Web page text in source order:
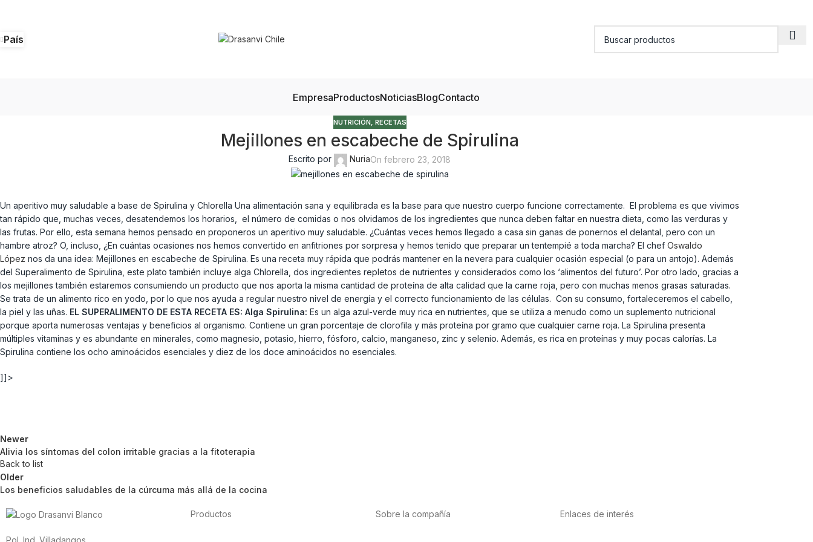
País
EmpresaProductosNoticiasBlogContacto
NUTRICIÓN, RECETAS
Mejillones en escabeche de Spirulina
Escrito por NuriaOn febrero 23, 2018
Un aperitivo muy saludable a base de Spirulina y Chlorella Una alimentación sana y equilibrada es la base para que nuestro cuerpo funcione correctamente. El problema es que vivimos
tan rápido que, muchas veces, desatendemos los horarios, el número de comidas o nos olvidamos de los ingredientes que nunca deben faltar en nuestra dieta, como las verduras y
las frutas. Por ello, esta semana hemos pensado en proponeros un aperitivo muy saludable. ¿Cuántas veces hemos llegado a casa sin ganas de ponernos el delantal, pero con un
hambre atroz? O, incluso, ¿En cuántas ocasiones nos hemos convertido en anfitriones por sorpresa y hemos tenido que preparar un tentempié a toda marcha? El chef Oswaldo
López nos da una idea: Mejillones en escabeche de Spirulina. Es una receta muy rápida que podrás mantener en la nevera para cualquier ocasión especial (o para un antojo). Además
del Superalimento de Spirulina, este plato también incluye alga Chlorella, dos ingredientes repletos de nutrientes y considerados como los ‘alimentos del futuro’. Por otro lado, gracias a
los mejillones también estaremos consumiendo un producto que nos aporta la misma cantidad de proteína de alta calidad que la carne roja, pero con muchas menos grasas saturadas.
Se trata de un alimento rico en yodo, por lo que nos ayuda a regular nuestro nivel de energía y el correcto funcionamiento de las células. Con su consumo, fortaleceremos el cabello,
la piel y las uñas. EL SUPERALIMENTO DE ESTA RECETA ES: Alga Spirulina: Es un alga azul-verde muy rica en nutrientes, que se utiliza a menudo como un suplemento nutricional
porque aporta numerosas ventajas y beneficios al organismo. Contiene un gran porcentaje de clorofila y más proteína por gramo que cualquier carne roja. La Spirulina presenta
múltiples vitaminas y es abundante en minerales, como magnesio, potasio, hierro, fósforo, calcio, manganeso, zinc y selenio. Además, es rica en proteínas y muy pocas calorías. La
Spirulina contiene los ocho aminoácidos esenciales y diez de los doce aminoácidos no esenciales.
]]>
Newer
Alivia los síntomas del colon irritable gracias a la fitoterapia
Back to list
Older
Los beneficios saludables de la cúrcuma más allá de la cocina
Pol. Ind. Villadangos
Productos Sobre la compañía Enlaces de interés